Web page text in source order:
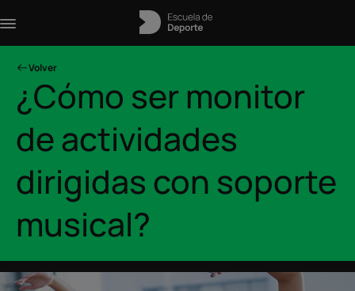
Volver
¿Cómo ser monitor
de actividades
dirigidas con soporte
musical?